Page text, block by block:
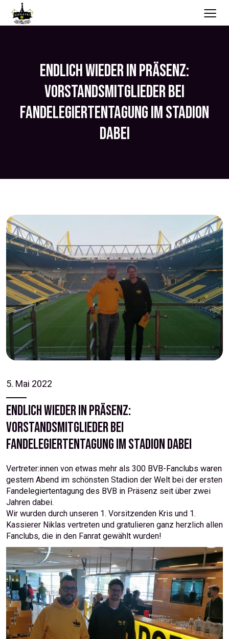
≡
ENDLICH WIEDER IN PRÄSENZ:
VORSTANDSMITGLIEDER BEI
FANDELEGIERTENTAGUNG IM STADION
DABEI
5. Mai 2022
Endlich wieder in Präsenz:
Vorstandsmitglieder bei
Fandelegiertentagung im Stadion dabei
Vertreter:innen von etwas mehr als 300 BVB-Fanclubs waren
gestern Abend im schönsten Stadion der Welt bei der ersten
Fandelegiertentagung des BVB in Präsenz seit über zwei
Jahren dabei.
Wir wurden durch unseren 1. Vorsitzenden Kris und 1.
Kassierer Niklas vertreten und gratulieren ganz herzlich allen
Fanclubs, die in den Fanrat gewählt wurden!